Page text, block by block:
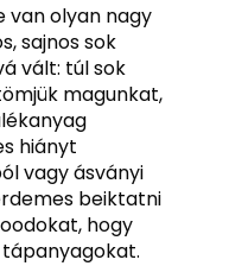
van olyan nagy
sajnos sok
vált: túl sok
magunkat,
hiányt
vagy ásványi
beiktatni
hogy